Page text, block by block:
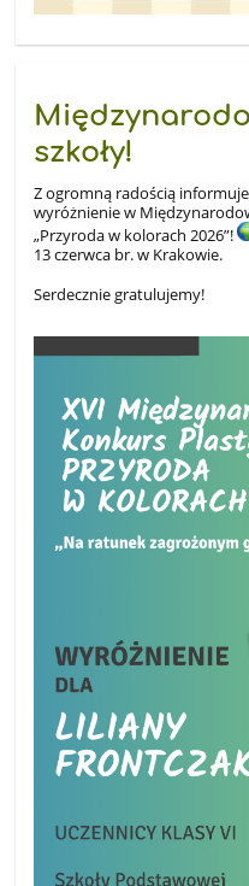
szkoły!
Z ogromną radością
wyróżnienie w
„Przyroda w kolorach 2026”!
13 czerwca br. w Krakowie.
Serdecznie gratulujemy!